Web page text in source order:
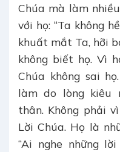
Chúa mà làm
với họ: “Ta không
khuất mắt Ta, hỡi
không biết họ. Vì
Chúa không sai
làm do lòng kiêu
thân. Không phải
Lời Chúa. Họ là
“Ai nghe những